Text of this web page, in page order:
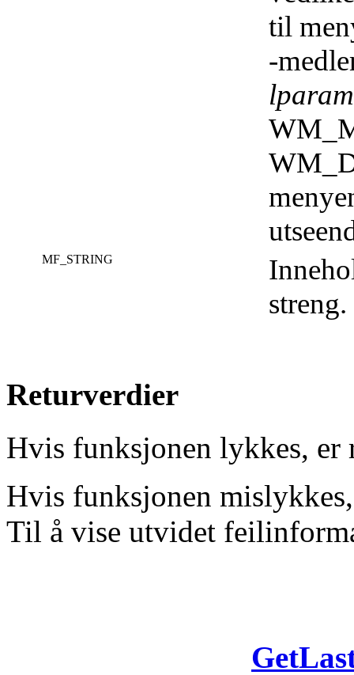
til
-
lparam
MF_STRING
streng.
Returverdier
Hvis funksjonen lykkes,
Hvis funksjonen
Til å vise utvidet